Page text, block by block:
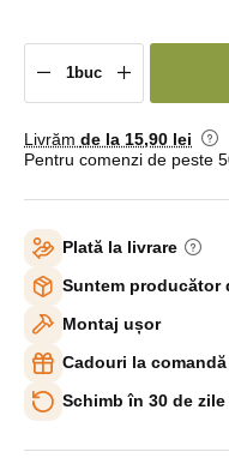
Livrăm de la 15,90 lei
Pentru comenzi de peste
Plată la livrare
Suntem producător
Montaj ușor
Cadouri la comandă
Schimb în 30 de zile